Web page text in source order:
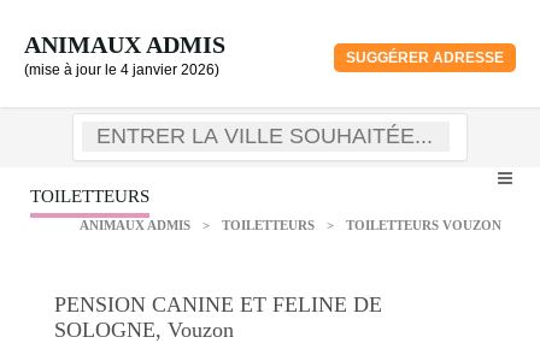
ANIMAUX ADMIS
(mise à jour le 4 janvier 2026)
SUGGÉRER ADRESSE
TOILETTEURS
ANIMAUX ADMIS > TOILETTEURS > TOILETTEURS VOUZON
PENSION CANINE ET FELINE DE
SOLOGNE, Vouzon